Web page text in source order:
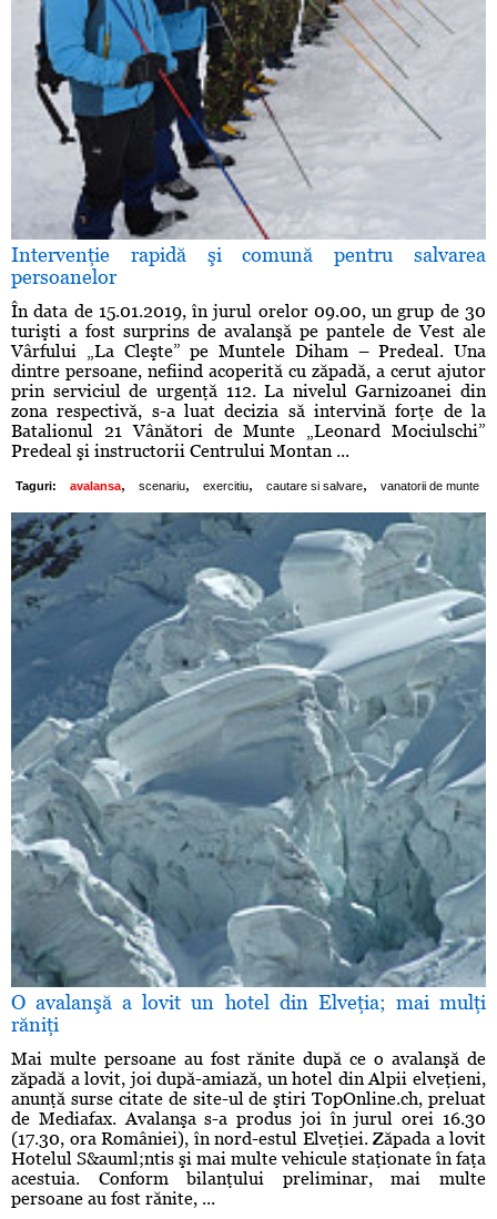
Intervenţie rapidă şi comună pentru salvarea
persoanelor
În data de 15.01.2019, în jurul orelor 09.00, un grup de 30
turişti a fost surprins de avalanşă pe pantele de Vest ale
Vârfului „La Cleşte” pe Muntele Diham – Predeal. Una
dintre persoane, nefiind acoperită cu zăpadă, a cerut ajutor
prin serviciul de urgenţă 112. La nivelul Garnizoanei din
zona respectivă, s-a luat decizia să intervină forţe de la
Batalionul 21 Vânători de Munte „Leonard Mociulschi”
Predeal şi instructorii Centrului Montan ...
Taguri: avalansa, scenariu, exercitiu, cautare si salvare, vanatorii de munte
O avalanşă a lovit un hotel din Elveţia; mai mulţi
răniţi
Mai multe persoane au fost rănite după ce o avalanşă de
zăpadă a lovit, joi după-amiază, un hotel din Alpii elveţieni,
anunţă surse citate de site-ul de ştiri TopOnline.ch, preluat
de Mediafax. Avalanşa s-a produs joi în jurul orei 16.30
(17.30, ora României), în nord-estul Elveţiei. Zăpada a lovit
Hotelul S&auml;ntis şi mai multe vehicule staţionate în faţa
acestuia. Conform bilanţului preliminar, mai multe
persoane au fost rănite, ...